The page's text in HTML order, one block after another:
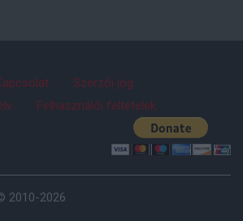
Szerzői jog
Felhasználói feltételek
2010-2026